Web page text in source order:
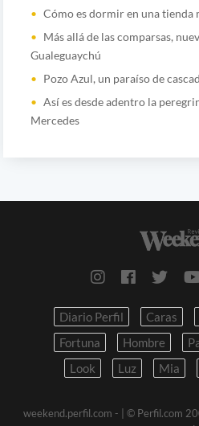
Cómo es dormir en una tienda
Más allá de las comparsas,
Gualeguaychú
Pozo Azul, un paraíso de
Así es desde adentro la
Mercedes
Diario Perfil Caras
Fortuna
Hombre
Look
Luz Mia
weekend.perfil.com -
| © Perfil.com